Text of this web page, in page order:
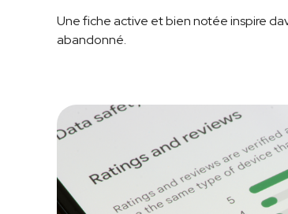
Une fiche active et bien notée inspire
abandonné.